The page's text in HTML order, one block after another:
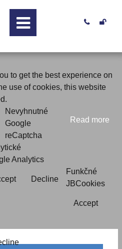
to get the best experience on
use of cookies, this website
Read more
Nevyhnutné
Google
reCaptcha
Analytics
Decline
Funkčné
JBCookies
Accept
 